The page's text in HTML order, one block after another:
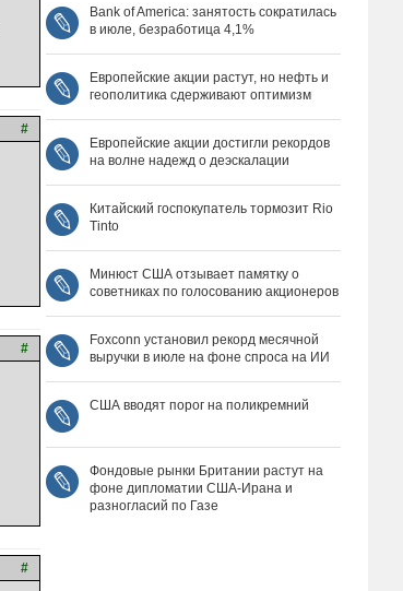
#
#
#
Bank of America: занятость сократилась
в июле, безработица 4,1%
Европейские акции растут, но нефть и
геополитика сдерживают оптимизм
Европейские акции достигли рекордов
на волне надежд о деэскалации
Китайский госпокупатель тормозит Rio
Tinto
Минюст США отзывает памятку о
советниках по голосованию акционеров
Foxconn установил рекорд месячной
выручки в июле на фоне спроса на ИИ
США вводят порог на поликремний
Фондовые рынки Британии растут на
фоне дипломатии США‑Ирана и
разногласий по Газе